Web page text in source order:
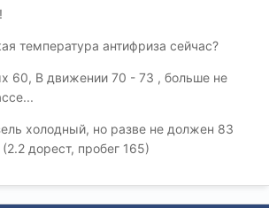
температура антифриза сейчас?
60, В движении 70 - 73 , больше не
холодный, но разве не должен 83
дорест, пробег 165)